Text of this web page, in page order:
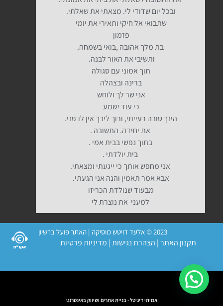
ובכל יום שדודי לי. מצאתי את שאלתי.
שתבואי אל חיקי ותאירי את יומי
פזמון
בת מלך אהובה ,בואי בשמחה.
ותשיבי את האור לבנה.
תוך אמוני עם סגולה
ברינה ובצהלה
אני שר לך ולוחש
כי עוד ישמע
הינך טובה רעייתי, ורוך ליבך אין לו שני.
את יחידה. התשובה .
בתוך נפשי בבית אמי .
בית יולדתי .
אני מחפש אותך כי ייגעתי ומצאתי.
אבא אמר תאמין והנה אני הגעתי.
מבעוד שנולדת הכריזו
למעני את נוצרת לי
2023 © אלעד דויטש מוסיקה | האתר פועל ברשיון
תקנון האתר| הצהרת נגישות| מדיניות פרטיות
אמיתי דיגיטל - בניית אתרים ושיווק באינטרנט